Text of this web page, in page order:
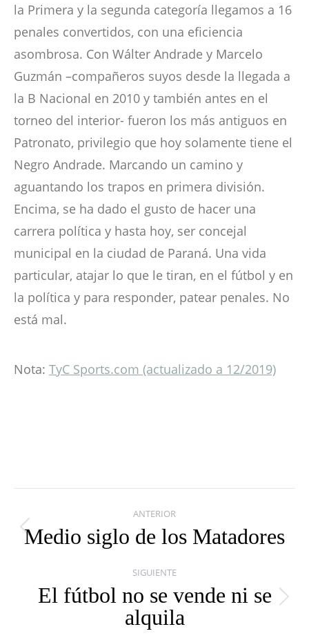
la Primera y la segunda categoría llegamos a 16
penales convertidos, con una eficiencia
asombrosa. Con Wálter Andrade y Marcelo
Guzmán –compañeros suyos desde la llegada a
la B Nacional en 2010 y también antes en el
torneo del interior- fueron los más antiguos en
Patronato, privilegio que hoy solamente tiene el
Negro Andrade. Marcando un camino y
aguantando los trapos en primera división.
Encima, se ha dado el gusto de hacer una
carrera política y hasta hoy, ser concejal
municipal en la ciudad de Paraná. Una vida
particular, atajar lo que le tiran, en el fútbol y en
la política y para responder, patear penales. No
está mal.
Nota: TyC Sports.com (actualizado a 12/2019)
Navegación
entre
publicaciones
ANTERIOR
Publicación
Medio siglo de los Matadores
SIGUIENTE
Publicación
siguiente:
El fútbol no se vende ni se
alquila